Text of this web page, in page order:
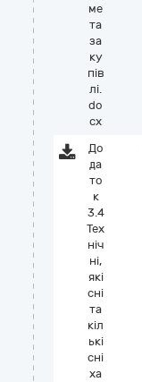
ме
та
за
ку
пів
лі.
do
cx
До
да
то
к
3.4
Тех
ніч
ні,
які
сні
та
кіл
ькі
сні
ха